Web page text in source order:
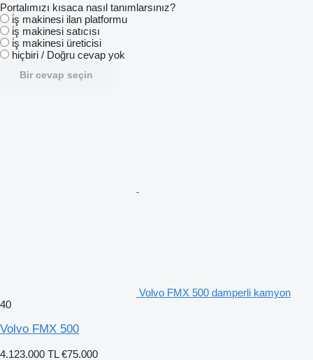
Portalımızı kısaca nasıl tanımlarsınız?
i̇ş makinesi ilan platformu
i̇ş makinesi satıcısı
i̇ş makinesi üreticisi
hiçbiri / Doğru cevap yok
Bir cevap seçin
Volvo FMX 500 damperli kamyon
40
Volvo FMX 500
4.123.000 TL €75.000